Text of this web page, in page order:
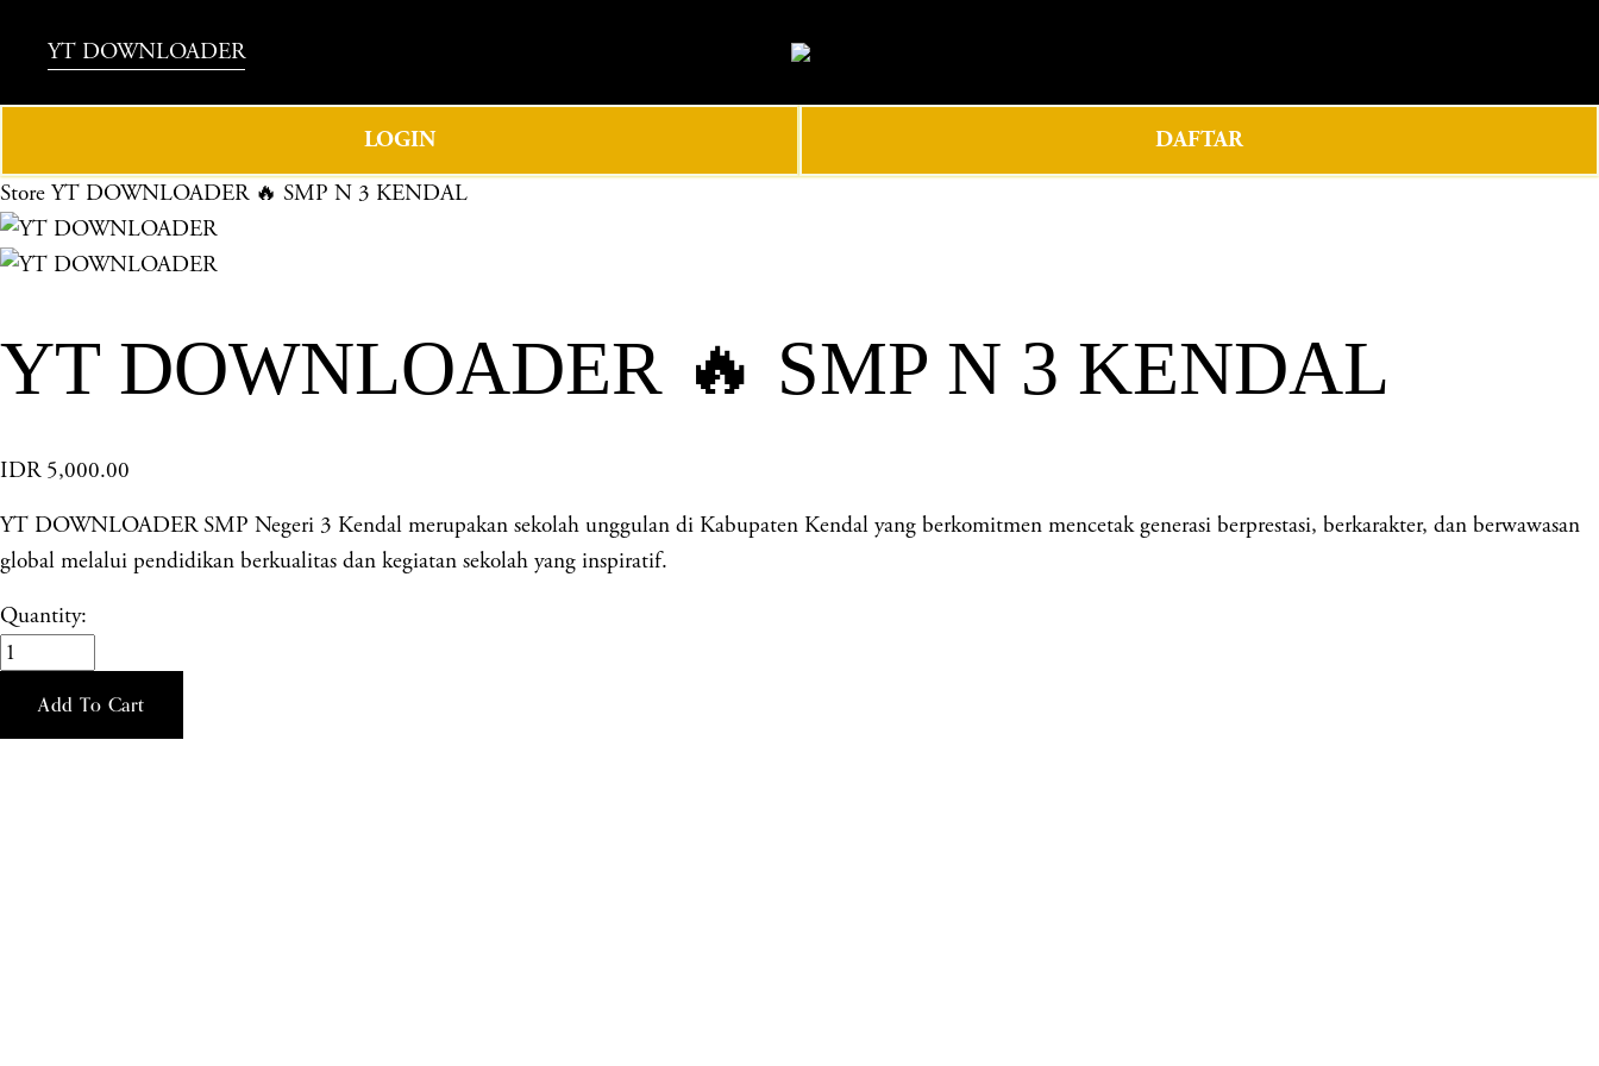
YT DOWNLOADER
LOGIN DAFTAR
Store YT DOWNLOADER 🔥 SMP N 3 KENDAL
YT DOWNLOADER 🔥 SMP N 3 KENDAL
IDR 5,000.00
YT DOWNLOADER SMP Negeri 3 Kendal merupakan sekolah unggulan di Kabupaten Kendal yang berkomitmen mencetak generasi berprestasi, berkarakter, dan berwawasan
global melalui pendidikan berkualitas dan kegiatan sekolah yang inspiratif.
Quantity:
Add To Cart